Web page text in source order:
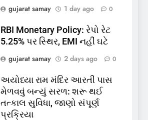
gujarat samay
1 day ago 0
RBI Monetary Policy: રેપો રેટ
5.25% પર સ્થિર, EMI નહીં ઘટે
gujarat samay
2 days ago 0
અયોધ્યા રામ મંદિર આરતી પાસ
મેળવવું બન્યું સરળ: શરૂ થઈ
તત્કાલ સુવિધા, જાણો સંપૂર્ણ
પ્રક્રિયા
લાપતા
GUJARAT TOP NEWS
પાસપોર્ટ વેરિફિકેશન માટે હવે
પોલીસ સ્ટેશનના ધક્કામાંથી
પ્રક્રિયા બની સરળ
GUJARAT TOP NEWS
રાજ્યસભામાં ‘જન્મ અને મૃત્યુ